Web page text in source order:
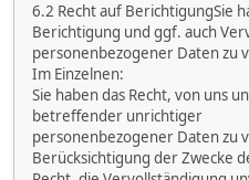
6.2 Recht auf BerichtigungSie
Berichtigung und ggf. auch
personenbezogener Daten zu
Im Einzelnen:
Sie haben das Recht, von uns
betreffender unrichtiger
personenbezogener Daten zu
Berücksichtigung der Zwecke